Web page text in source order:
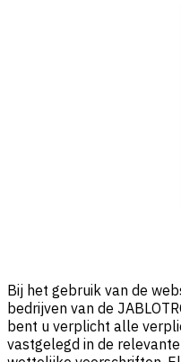
Bij het gebruik van de
bedrijven van de
bent u verplicht alle
vastgelegd in de